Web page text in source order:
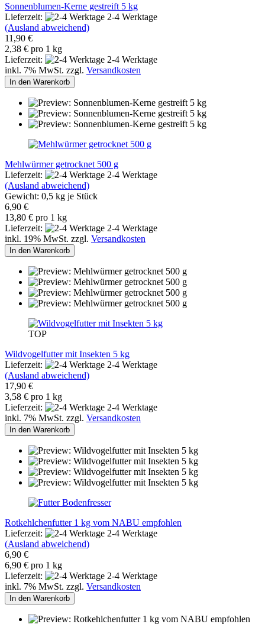
Sonnenblumen-Kerne gestreift 5 kg
Lieferzeit:
2-4 Werktage
(Ausland abweichend)
11,90 €
2,38 € pro 1 kg
Lieferzeit:
2-4 Werktage
inkl. 7% MwSt. zzgl. Versandkosten
In den Warenkorb
Mehlwürmer getrocknet 500 g
Lieferzeit:
2-4 Werktage
(Ausland abweichend)
Gewicht: 0,5 kg je Stück
6,90 €
13,80 € pro 1 kg
Lieferzeit:
2-4 Werktage
inkl. 19% MwSt. zzgl. Versandkosten
In den Warenkorb
TOP
Wildvogelfutter mit Insekten 5 kg
Lieferzeit:
2-4 Werktage
(Ausland abweichend)
17,90 €
3,58 € pro 1 kg
Lieferzeit:
2-4 Werktage
inkl. 7% MwSt. zzgl. Versandkosten
In den Warenkorb
Rotkehlchenfutter 1 kg vom NABU empfohlen
Lieferzeit:
2-4 Werktage
(Ausland abweichend)
6,90 €
6,90 € pro 1 kg
Lieferzeit:
2-4 Werktage
inkl. 7% MwSt. zzgl. Versandkosten
In den Warenkorb